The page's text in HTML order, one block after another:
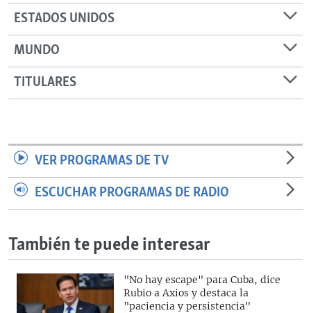
ESTADOS UNIDOS
MUNDO
TITULARES
VER PROGRAMAS DE TV
ESCUCHAR PROGRAMAS DE RADIO
También te puede interesar
"No hay escape" para Cuba, dice
Rubio a Axios y destaca la
"paciencia y persistencia"